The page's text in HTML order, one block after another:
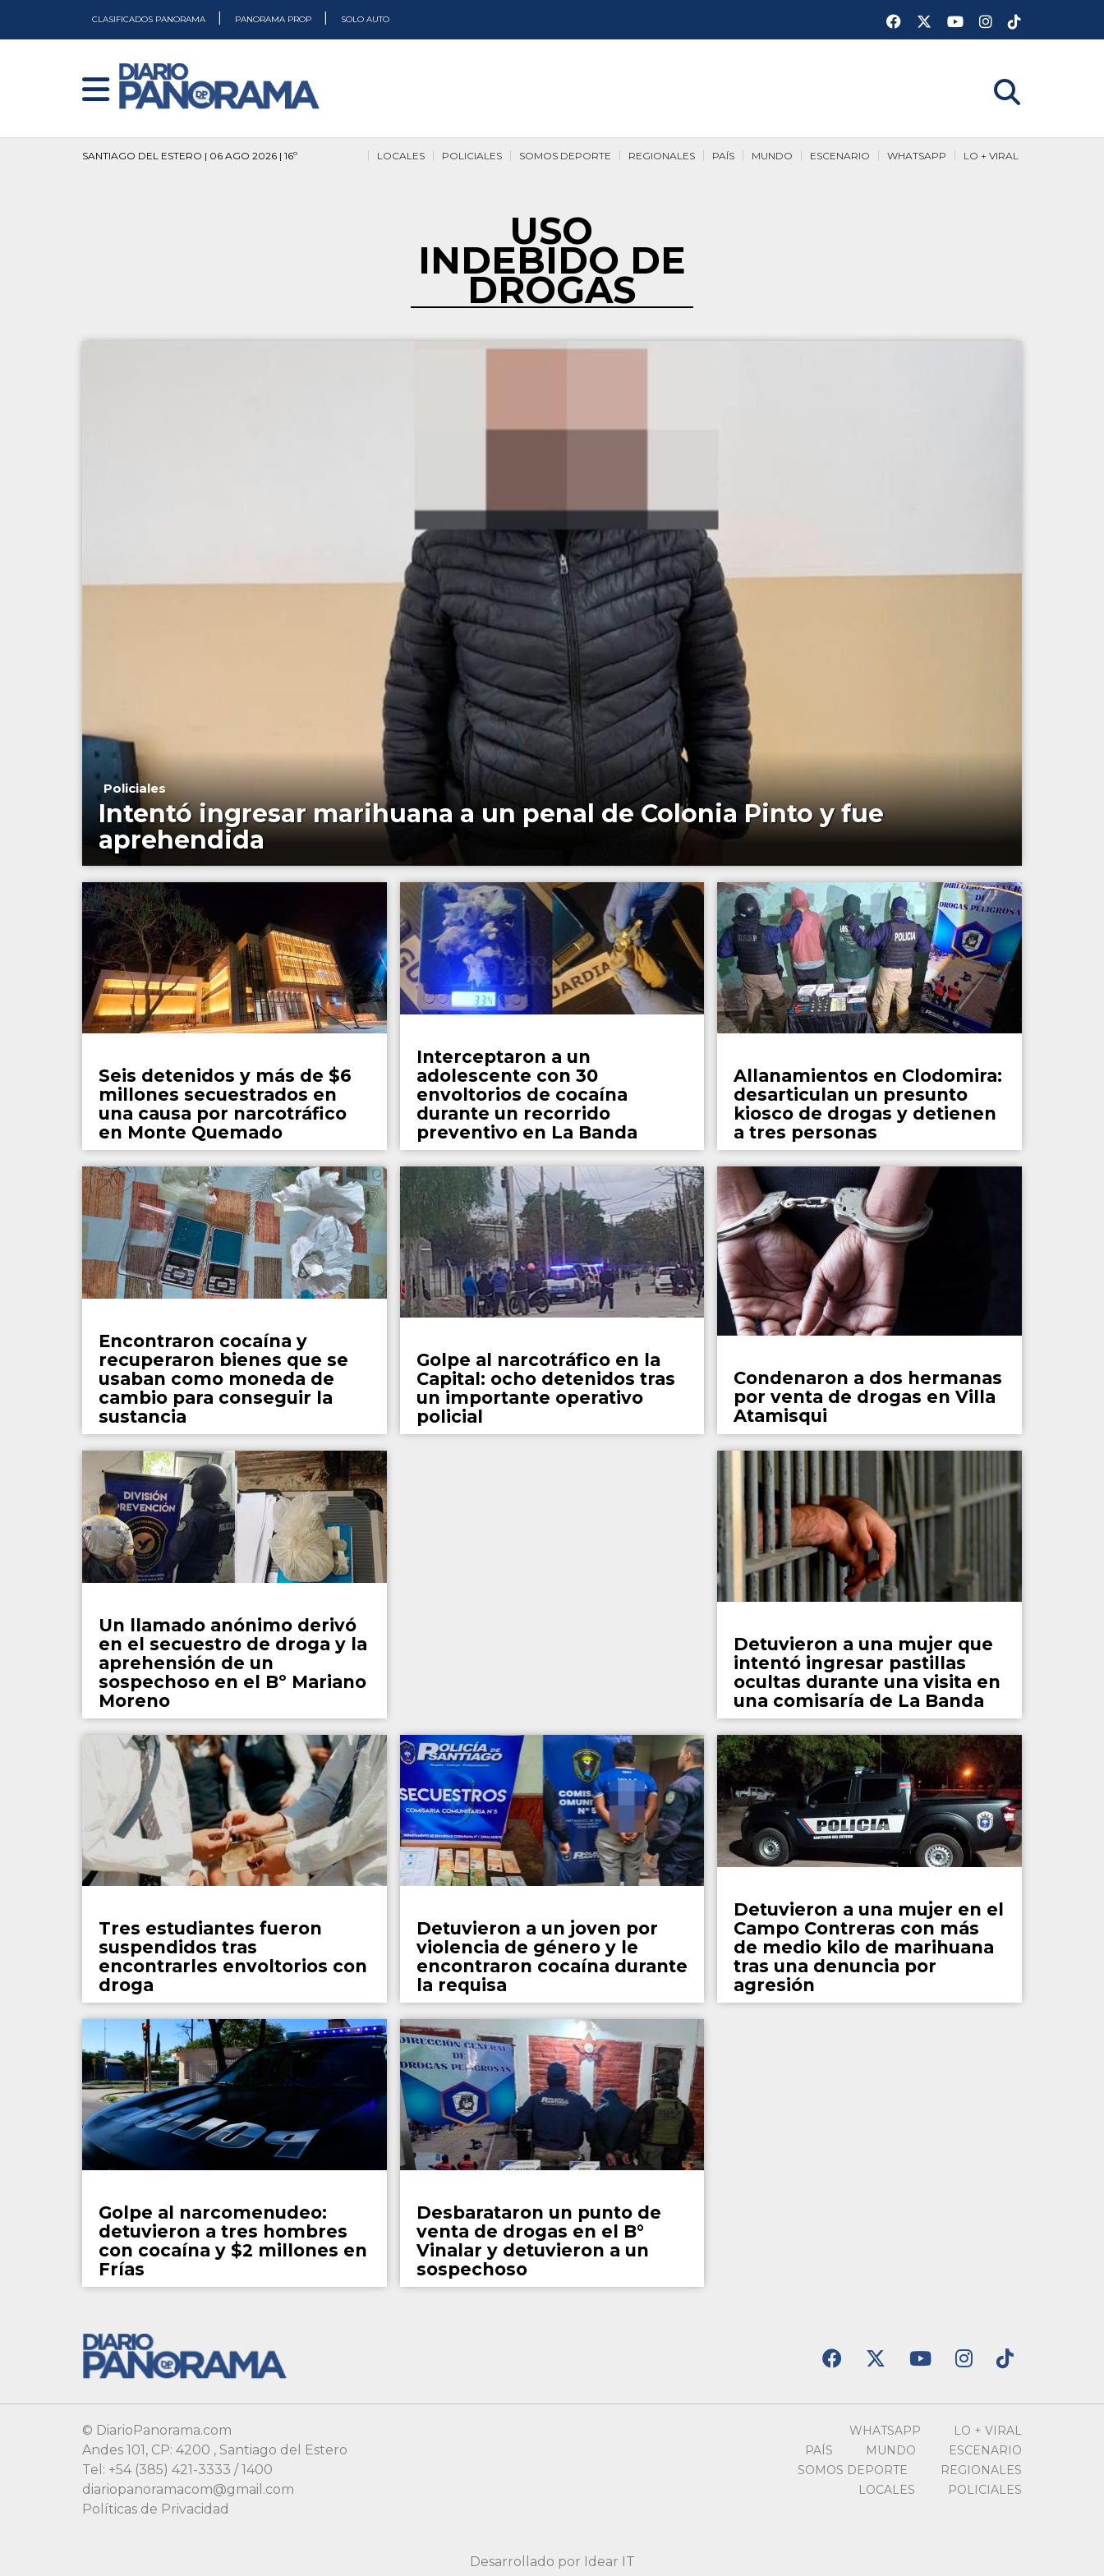
CLASIFICADOS PANORAMA PANORAMA PROP SOLO AUTO
SANTIAGO DEL ESTERO | 06 AGO 2026 | 16º LO + VIRAL
WHATSAPP
ESCENARIO
MUNDO
PAÍS
REGIONALES
SOMOS DEPORTE
POLICIALES
LOCALES
USO
INDEBIDO DE
DROGAS
Policiales
Intentó ingresar marihuana a un penal de Colonia Pinto y fue
aprehendida
Seis detenidos y más de $6
millones secuestrados en
una causa por narcotráfico
en Monte Quemado
Interceptaron a un
adolescente con 30
envoltorios de cocaína
durante un recorrido
preventivo en La Banda
Allanamientos en Clodomira:
desarticulan un presunto
kiosco de drogas y detienen
a tres personas
Encontraron cocaína y
recuperaron bienes que se
usaban como moneda de
cambio para conseguir la
sustancia
Golpe al narcotráfico en la
Capital: ocho detenidos tras
un importante operativo
policial
Condenaron a dos hermanas
por venta de drogas en Villa
Atamisqui
Un llamado anónimo derivó
en el secuestro de droga y la
aprehensión de un
sospechoso en el Bº Mariano
Moreno
Detuvieron a una mujer que
intentó ingresar pastillas
ocultas durante una visita en
una comisaría de La Banda
Tres estudiantes fueron
suspendidos tras
encontrarles envoltorios con
droga
Detuvieron a un joven por
violencia de género y le
encontraron cocaína durante
la requisa
Detuvieron a una mujer en el
Campo Contreras con más
de medio kilo de marihuana
tras una denuncia por
agresión
Golpe al narcomenudeo:
detuvieron a tres hombres
con cocaína y $2 millones en
Frías
Desbarataron un punto de
venta de drogas en el B°
Vinalar y detuvieron a un
sospechoso
© DiarioPanorama.com
Andes 101, CP: 4200 , Santiago del Estero
Tel: +54 (385) 421-3333 / 1400
diariopanoramacom@gmail.com
Políticas de Privacidad
LO + VIRAL
WHATSAPP
ESCENARIO
MUNDO
PAÍS
REGIONALES
SOMOS DEPORTE
POLICIALES
LOCALES
Desarrollado por Idear IT